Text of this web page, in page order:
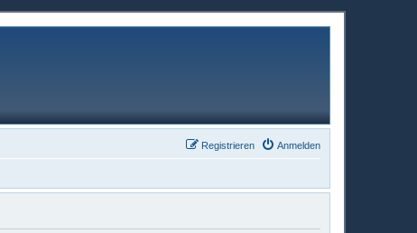
Anmelden
Registrieren